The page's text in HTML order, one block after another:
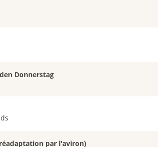
Donnerstag
par l'aviron)